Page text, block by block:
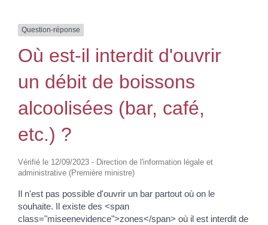
Question-réponse
Où est-il interdit d'ouvrir
un débit de boissons
alcoolisées (bar, café,
etc.) ?
Vérifié le 12/09/2023 - Direction de l'information légale et
administrative (Première ministre)
Il n'est pas possible d'ouvrir un bar partout où on le
souhaite. Il existe des <span
class="miseenevidence">zones</span> où il est interdit de